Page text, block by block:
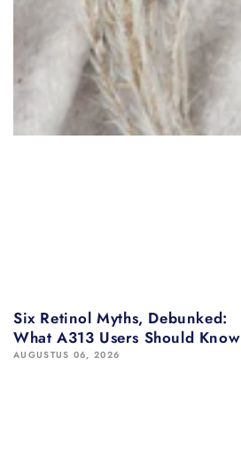
Six Retinol Myths, Debunked:
What A313 Users Should Know
AUGUSTUS 06, 2026